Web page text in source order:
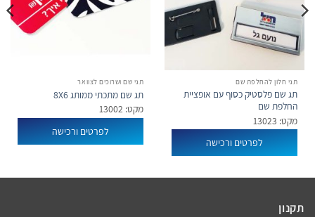
תגי חלון להחלפת שם
תג שם פלסטיק כסוף עם אופציית
החלפת שם
מקט: 13023
לפרטים ורכישה
תגי שם ושרוכים לצוואר
תג שם מתכתי ממותג 8X6
מקט: 13002
לפרטים ורכישה
תקנון